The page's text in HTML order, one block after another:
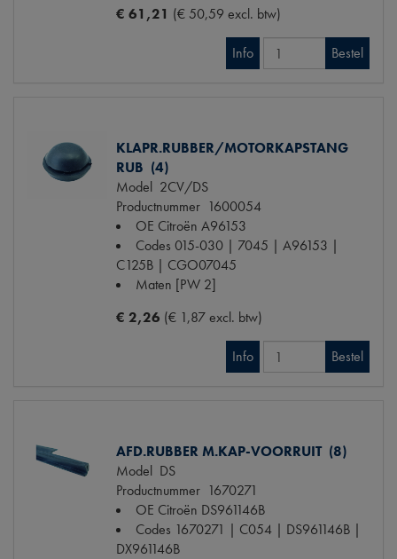
€ 61,21 (€ 50,59 excl. btw)
Info Bestel
KLAPR.RUBBER/MOTORKAPSTANG
RUB (4)
Model 2CV/DS
Productnummer 1600054
OE Citroën A96153
Codes 015-030 | 7045 | A96153 |
C125B | CGO07045
Maten [PW 2]
€ 2,26 (€ 1,87 excl. btw)
Info Bestel
AFD.RUBBER M.KAP-VOORRUIT (8)
Model DS
Productnummer 1670271
OE Citroën DS961146B
Codes 1670271 | C054 | DS961146B |
DX961146B